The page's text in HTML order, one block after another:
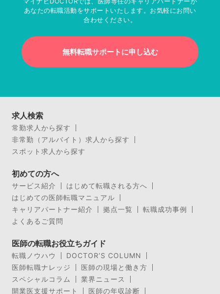
あなたの転職活動をサポートいたします。お気軽にお問い
合わせください。
無料転職サポートに申し込む
求人検索
常勤求人から探す
非常勤（アルバイト）求人から探す
スポット求人から探す
初めての方へ
サービス紹介
はじめて転職される方へ
はじめての医師転職マニュアル
キャリアパートナー紹介
拠点一覧
転職成功事例
よくあるご質問
医師の転職お役立ちガイド
転職ノウハウ
DOCTOR’S COLUMN
医師転職ナレッジ
医師の現場と働き方
スペシャルコラム
業界ニュース
開業医支援サポート
医師の年収診断